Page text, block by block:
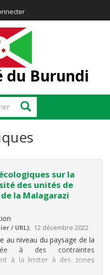
du Burundi
Rechercher
sur la
des unités de
la Malagarazi
/ URL) 12 décembre 2022
au niveau du paysage de la
à des contraintes
à la limiter à des zones
pour objectif d’analyser la